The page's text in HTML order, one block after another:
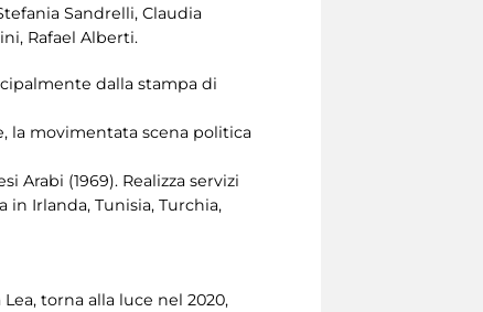
Sandrelli, Claudia
Rafael Alberti.
dalla stampa di
la movimentata scena politica
Arabi (1969). Realizza servizi
in Irlanda, Tunisia, Turchia,
torna alla luce nel 2020,